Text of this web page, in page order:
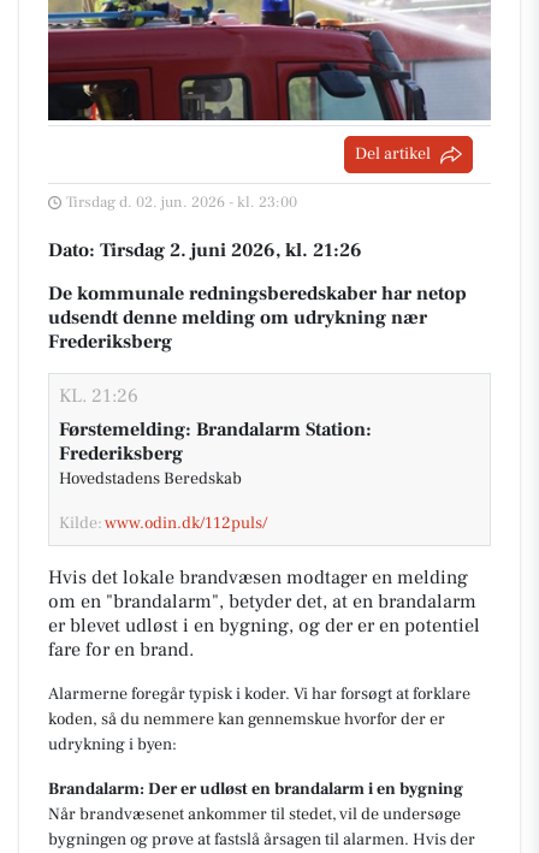
Del artikel
Tirsdag d. 02. jun. 2026 - kl. 23:00
Dato: Tirsdag 2. juni 2026, kl. 21:26
De kommunale redningsberedskaber har netop
udsendt denne melding om udrykning nær
Frederiksberg
KL. 21:26
Førstemelding: Brandalarm Station:
Frederiksberg
Hovedstadens Beredskab
Kilde:www.odin.dk/112puls/
Hvis det lokale brandvæsen modtager en melding
om en "brandalarm", betyder det, at en brandalarm
er blevet udløst i en bygning, og der er en potentiel
fare for en brand.
Alarmerne foregår typisk i koder. Vi har forsøgt at forklare
koden, så du nemmere kan gennemskue hvorfor der er
udrykning i byen:
Brandalarm: Der er udløst en brandalarm i en bygning
Når brandvæsenet ankommer til stedet, vil de undersøge
bygningen og prøve at fastslå årsagen til alarmen. Hvis der